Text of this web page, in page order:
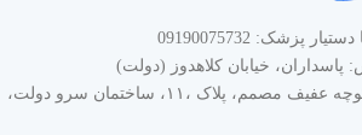
پزشک: 09190075732
پاسداران، خیابان کلاهدوز (دولت)
بین اختیاریه و محسنیان، کوچه عفیف مصمم، پلاک ،۱۱، ساختمان سرو دولت،